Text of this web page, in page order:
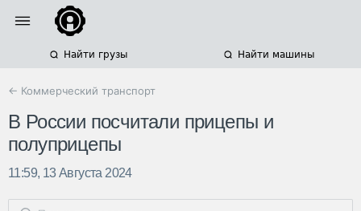
Найти грузы Найти машины
← Коммерческий транспорт
В России посчитали прицепы и
полуприцепы
11:59, 13 Августа 2024